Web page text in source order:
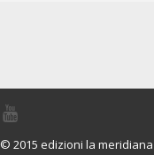
© 2015 edizioni la meridiana